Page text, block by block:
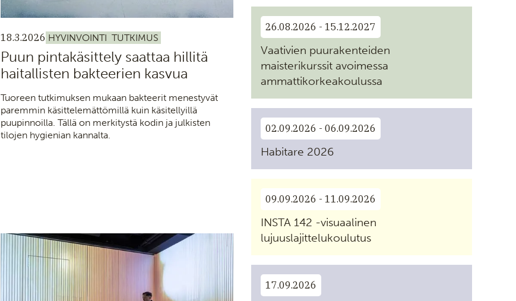
18.3.2026 HYVINVOINTI TUTKIMUS
Puun pintakäsittely saattaa hillitä
haitallisten bakteerien kasvua
Tuoreen tutkimuksen mukaan bakteerit menestyvät
paremmin käsittelemättömillä kuin käsitellyillä
puupinnoilla. Tällä on merkitystä kodin ja julkisten
tilojen hygienian kannalta.
26.08.2026 - 15.12.2027
Vaativien puurakenteiden
maisterikurssit avoimessa
ammattikorkeakoulussa
02.09.2026 - 06.09.2026
Habitare 2026
09.09.2026 - 11.09.2026
INSTA 142 -visuaalinen
lujuuslajittelukoulutus
17.09.2026